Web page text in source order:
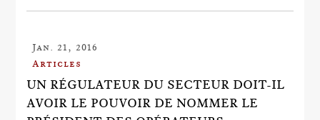
Jan. 21, 2016
Articles
UN RÉGULATEUR DU SECTEUR DOIT-IL
AVOIR LE POUVOIR DE NOMMER LE